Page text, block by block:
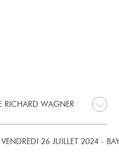
RICHARD WAGNER
26 JUILLET 2024 -